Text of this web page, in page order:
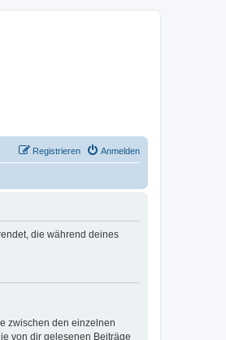
Anmelden
Registrieren
die während deines
zwischen den einzelnen
von dir gelesenen Beiträge